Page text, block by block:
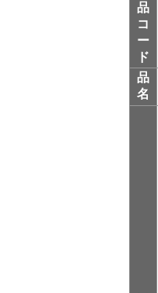
品
コ
ー
ド
品
名